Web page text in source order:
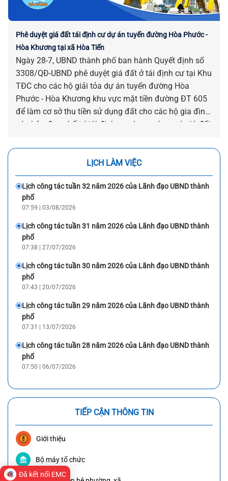
Phê duyệt giá đất tái định cư dự án tuyến đường Hòa Phước -
Hòa Khương tại xã Hòa Tiến
Ngày 28-7, UBND thành phố ban hành Quyết định số
3308/QĐ-UBND phê duyệt giá đất ở tái định cư tại Khu
TĐC cho các hộ giải tỏa dự án tuyến đường Hòa
Phước - Hòa Khương khu vực mặt tiền đường ĐT 605
để làm cơ sở thu tiền sử dụng đất cho các hộ gia đình,
cá nhân được bố trí tái định cư nhưng chưa có giá đất
LỊCH LÀM VIỆC
Lịch công tác tuần 32 năm 2026 của Lãnh đạo UBND thành
phố
07:59 | 03/08/2026
Lịch công tác tuần 31 năm 2026 của Lãnh đạo UBND thành
phố
07:38 | 27/07/2026
Lịch công tác tuần 30 năm 2026 của Lãnh đạo UBND thành
phố
07:43 | 20/07/2026
Lịch công tác tuần 29 năm 2026 của Lãnh đạo UBND thành
phố
07:31 | 13/07/2026
Lịch công tác tuần 28 năm 2026 của Lãnh đạo UBND thành
phố
07:50 | 06/07/2026
TIẾP CẬN THÔNG TIN
Giới thiệu
Bộ máy tổ chức
Đã kết nối EMC